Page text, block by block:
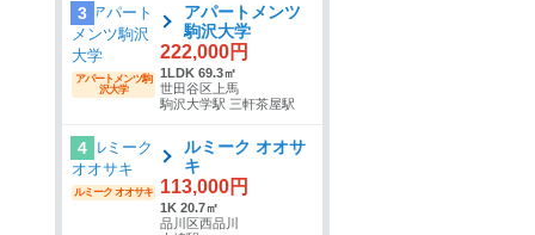
3
アパートメンツ駒
沢大学
アパートメンツ
駒沢大学
222,000円
1LDK 69.3㎡
世田谷区上馬
駒沢大学駅 三軒茶屋駅
4
ルミーク オオサキ
ルミーク オオサ
キ
113,000円
1K 20.7㎡
品川区西品川